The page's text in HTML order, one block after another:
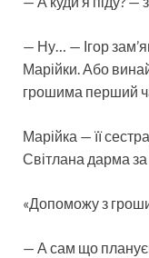
— Ну… — Ігор
Марійки. Або
грошима перший
Марійка — її
Світлана дарма
«Допоможу з
— А сам що